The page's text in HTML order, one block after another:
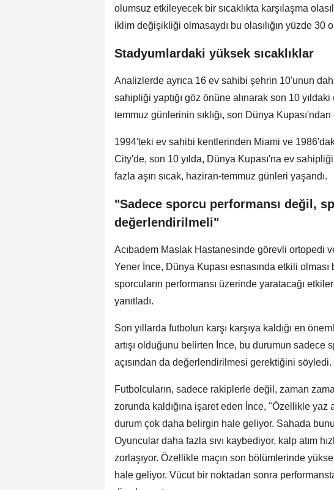
olumsuz etkileyecek bir sıcaklıkta karşılaşma
iklim değişikliği olmasaydı bu olasılığın yüzde 30
Stadyumlardaki yüksek sıcaklıklar
Analizlerde ayrıca 16 ev sahibi şehrin 10'unun
sahipliği yaptığı göz önüne alınarak son 10 yıldaki
temmuz günlerinin sıklığı, son Dünya Kupası'ndan
1994'teki ev sahibi kentlerinden Miami ve
City'de, son 10 yılda, Dünya Kupası'na ev
fazla aşırı sıcak, haziran-temmuz günleri yaşandı.
"Sadece sporcu performansı değil,
değerlendirilmeli"
Acıbadem Maslak Hastanesinde görevli ortopedi
Yener İnce, Dünya Kupası esnasında etkili olması
sporcuların performansı üzerinde yaratacağı
yanıtladı.
Son yıllarda futbolun karşı karşıya kaldığı en
artışı olduğunu belirten İnce, bu durumun sadece
açısından da değerlendirilmesi gerektiğini söyledi.
Futbolcuların, sadece rakiplerle değil, zaman
zorunda kaldığına işaret eden İnce, "Özellikle yaz
durum çok daha belirgin hale geliyor. Sahada
Oyuncular daha fazla sıvı kaybediyor, kalp atım
zorlaşıyor. Özellikle maçın son bölümlerinde
hale geliyor. Vücut bir noktadan sonra